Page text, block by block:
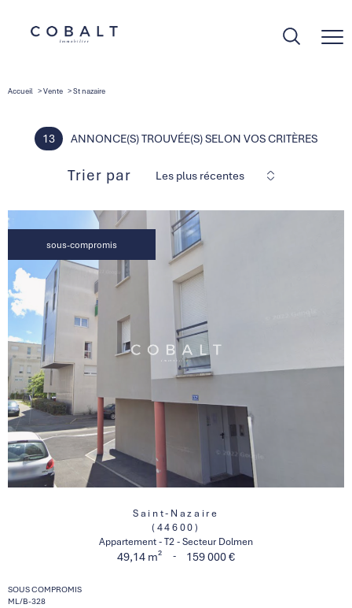
Accueil Vente St nazaire
13 ANNONCE(S) TROUVÉE(S) SELON VOS CRITÈRES
Trier par Les plus récentes
sous-compromis
Saint-Nazaire
(44600)
Appartement - T2 - Secteur Dolmen
49,14 m² - 159 000 €
SOUS COMPROMIS
ML/B-328